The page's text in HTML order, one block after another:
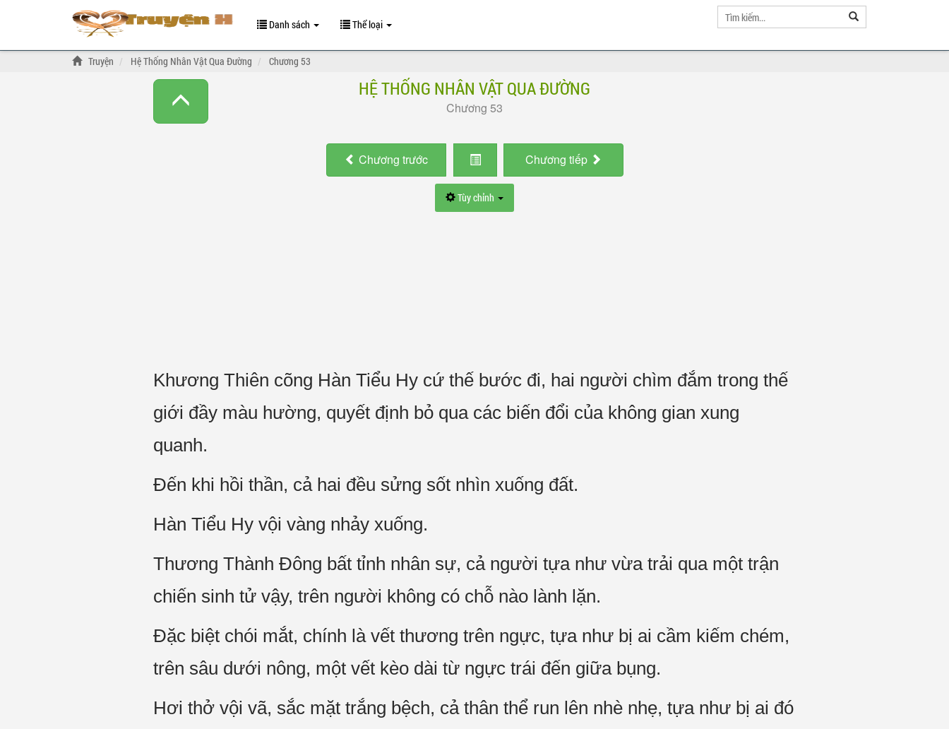
Danh sách Thể loại
Truyện Hệ Thống Nhân Vật Qua Đường Chương 53
HỆ THỐNG NHÂN VẬT QUA ĐƯỜNG
Chương 53
Chương trước Chương tiếp
Tùy chỉnh
Khương Thiên cõng Hàn Tiểu Hy cứ thế bước đi, hai người chìm đắm trong thế
giới đầy màu hường, quyết định bỏ qua các biến đổi của không gian xung
quanh.
Đến khi hồi thần, cả hai đều sửng sốt nhìn xuống đất.
Hàn Tiểu Hy vội vàng nhảy xuống.
Thương Thành Đông bất tỉnh nhân sự, cả người tựa như vừa trải qua một trận
chiến sinh tử vậy, trên người không có chỗ nào lành lặn.
Đặc biệt chói mắt, chính là vết thương trên ngực, tựa như bị ai cầm kiếm chém,
trên sâu dưới nông, một vết kèo dài từ ngực trái đến giữa bụng.
Hơi thở vội vã, sắc mặt trắng bệch, cả thân thể run lên nhè nhẹ, tựa như bị ai đó